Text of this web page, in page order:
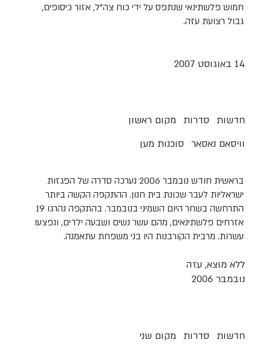
חמוש פלשתינאי שנתפס על ידי כוח צה"ל, אזור כיסופים,
גבול רצועת עזה.
14 באוגוסט 2007
מקום ראשון סדרות חדשות
סוכנות מען וויסאם נאסאר
בראשית חודש נובמבר 2006 נערכה סדרה של הפגזות
ישראליות לעבר שכונת בית חנון. ההתקפה הקשה ביותר
התרחשה בשחר היום השמיני בנובמבר. בהתקפה נהרגו 19
אזרחים פלשתינאים, מהם עשר נשים ושבעה ילדים, ונפצעו
עשרות. מרבית הקורבנות היו בני משפחת עתאמנה.
ללא מוצא, עזה
נובמבר 2006
מקום שני סדרות חדשות